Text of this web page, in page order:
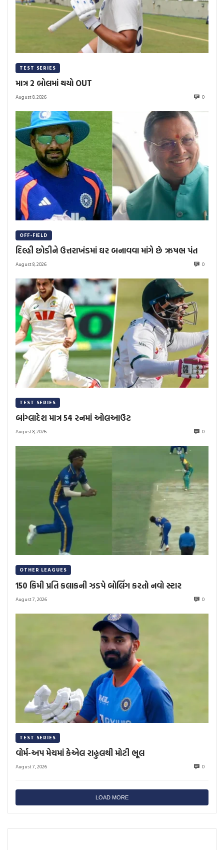
TEST SERIES
માત્ર 2 બોલમાં થયો OUT
August 8, 2026 0
OFF-FIELD
દિલ્હી છોડીને ઉત્તરાખંડમાં ઘર બનાવવા માંગે છે ઋષભ પંત
August 8, 2026 0
TEST SERIES
બાંગ્લાદેશ માત્ર 54 રનમાં ઓલઆઉટ
August 8, 2026 0
OTHER LEAGUES
150 કિમી પ્રતિ કલાકની ઝડપે બોલિંગ કરતો નવો સ્ટાર
August 7, 2026 0
TEST SERIES
વોર્મ-અપ મેચમાં કેએલ રાહુલથી મોટી ભૂલ
August 7, 2026 0
LOAD MORE